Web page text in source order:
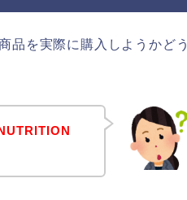
品を実際に購入しようかどう